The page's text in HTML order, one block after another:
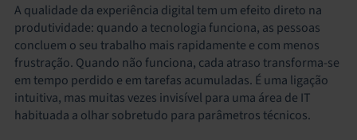
A qualidade da experiência digital tem um efeito direto na
produtividade: quando a tecnologia funciona, as pessoas
concluem o seu trabalho mais rapidamente e com menos
frustração. Quando não funciona, cada atraso transforma-se
em tempo perdido e em tarefas acumuladas. É uma ligação
intuitiva, mas muitas vezes invisível para uma área de IT
habituada a olhar sobretudo para parâmetros técnicos.